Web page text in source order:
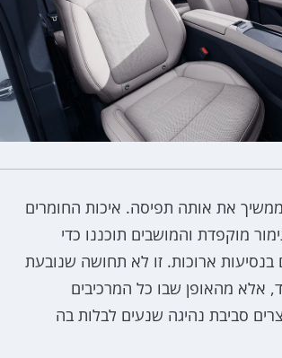
את אותה תפיסה. איכות החומרים
מוקפדת והמושבים תוכננו כדי
בנסיעות ארוכות. זו לא תחושה שנובעת
אלא מהאופן שבו כל המרכיבים
סביבת נהיגה שנעים לבלות בה